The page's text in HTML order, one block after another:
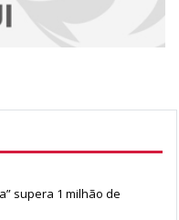
supera 1 milhão de